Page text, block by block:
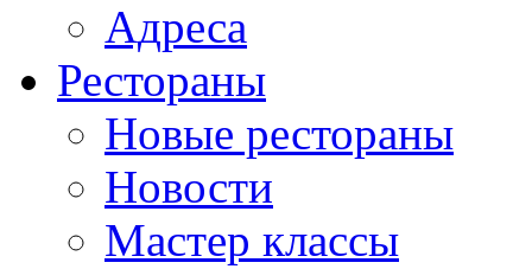
Адреса
Рестораны
Новые рестораны
Новости
Мастер классы